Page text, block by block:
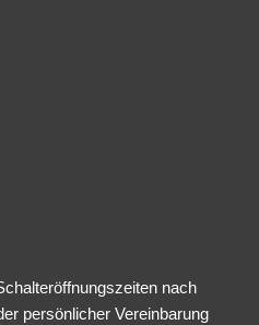
nach
persönlicher Vereinbarung